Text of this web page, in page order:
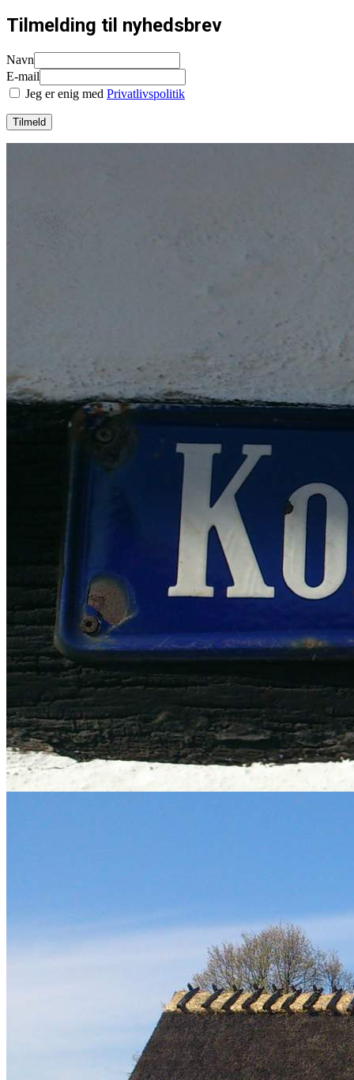
Tilmelding til nyhedsbrev
Navn
E-mail
Jeg er enig med Privatlivspolitik